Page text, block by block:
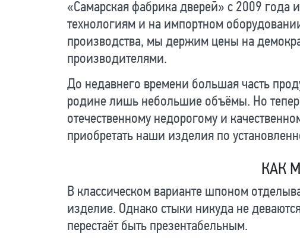
«Самарская фабрика дверей» с 2009
технологиям и на импортном
производства, мы держим цены на
производителями.
До недавнего времени большая часть
родине лишь небольшие объёмы. Но
отечественному недорогому и
приобретать наши изделия по
КАК
В классическом варианте шпоном
изделие. Однако стыки никуда не
перестаёт быть презентабельным.